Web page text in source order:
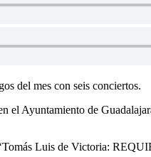
del mes con seis conciertos.
el Ayuntamiento de
Luis de Victoria: